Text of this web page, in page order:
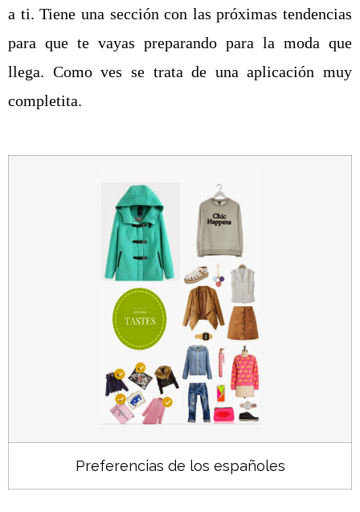
a ti. Tiene una sección con las próximas tendencias
para que te vayas preparando para la moda que
llega. Como ves se trata de una aplicación muy
completita.
Preferencias de los españoles